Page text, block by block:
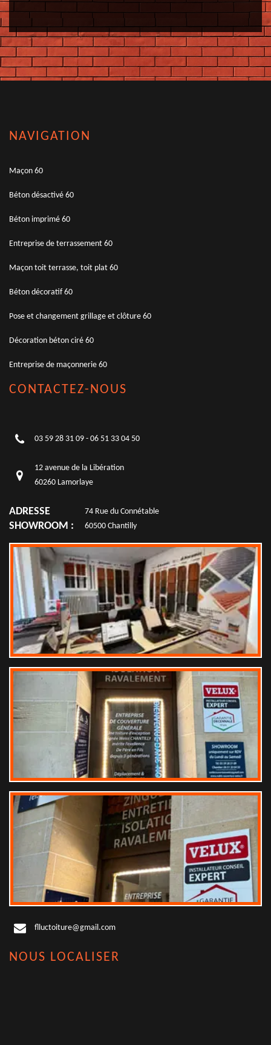
NAVIGATION
Maçon 60
Béton désactivé 60
Béton imprimé 60
Entreprise de terrassement 60
Maçon toit terrasse, toit plat 60
Béton décoratif 60
Pose et changement grillage et clôture 60
Décoration béton ciré 60
Entreprise de maçonnerie 60
CONTACTEZ-NOUS
03 59 28 31 09 - 06 51 33 04 50
12 avenue de la Libération
60260 Lamorlaye
ADRESSE
SHOWROOM :
74 Rue du Connétable
60500 Chantilly
flluctoiture@gmail.com
NOUS LOCALISER